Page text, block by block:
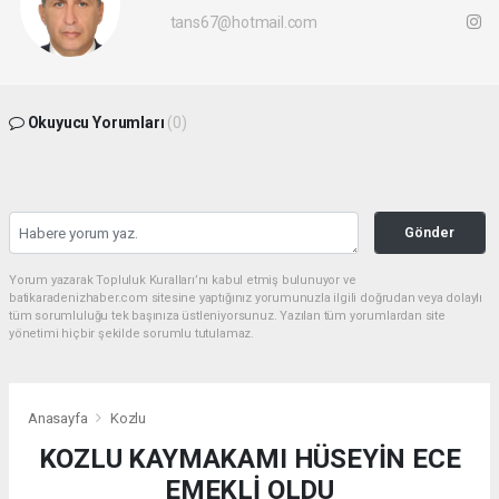
tans67@hotmail.com
Okuyucu Yorumları (0)
Gönder
Yorum yazarak Topluluk Kuralları’nı kabul etmiş bulunuyor ve
batikaradenizhaber.com sitesine yaptığınız yorumunuzla ilgili doğrudan veya dolaylı
tüm sorumluluğu tek başınıza üstleniyorsunuz. Yazılan tüm yorumlardan site
yönetimi hiçbir şekilde sorumlu tutulamaz.
Anasayfa Kozlu
KOZLU KAYMAKAMI HÜSEYİN ECE
EMEKLİ OLDU